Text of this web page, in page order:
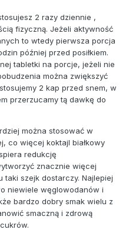
2 razy dziennie ,
fizyczną. Jeżeli aktywność
to wtedy pierwsza porcja
później przed posiłkiem.
tabletki na porcje, jeżeli nie
można zwiększyć
2 kap przed snem, w
przerzucamy tą dawkę do
można stosować w
co więcej koktajl białkowy
redukcję
znacznie więcej
taki szejk dostarczy. Najlepiej
niewiele węglowodanów i
bardzo dobry smak wielu z
smaczną i zdrową